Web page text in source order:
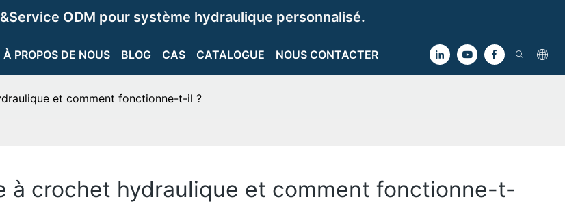
ODM pour système hydraulique personnalisé.
À PROPOS DE NOUS BLOG CAS CATALOGUE NOUS CONTACTER
et comment fonctionne-t-il ?
à crochet hydraulique et comment fonctionne-t-